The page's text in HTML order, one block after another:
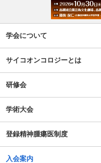
学会について
サイコオンコロジーとは
研修会
学術大会
登録精神腫瘍医制度
入会案内